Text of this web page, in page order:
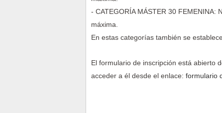
- CATEGORÍA MÁSTER 30
máxima.
En estas categorías también se
El formulario de inscripción está abierto
acceder a él desde el enlace: formulario